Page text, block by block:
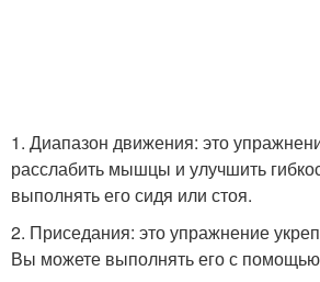
1. Диапазон движения: это
расслабить мышцы и улучшить
выполнять его сидя или стоя.
2. Приседания: это упражнение
Вы можете выполнять его с